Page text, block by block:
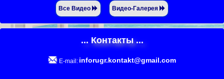
Все Видео Видео-Галерея
... Контакты ...
E-mail: inforugr.kontakt@gmail.com